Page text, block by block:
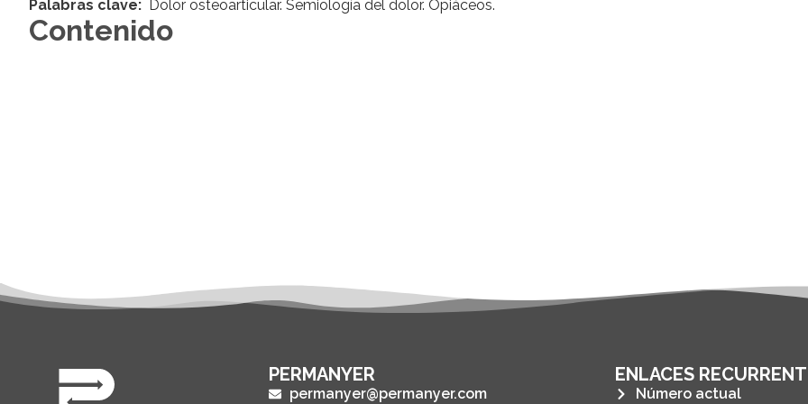
Palabras clave: Dolor osteoarticular. Semiología del dolor. Opiáceos.
Contenido
PERMANYER
permanyer@permanyer.com
ENLACES
Número actual